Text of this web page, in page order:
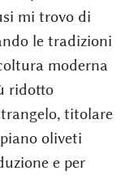
mi trovo di
le tradizioni
moderna
ridotto
titolare
oliveti
e per